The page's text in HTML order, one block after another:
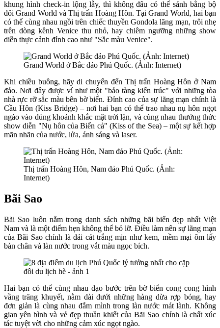
khung hình check-in lộng lẫy, thì không đâu có thể sánh bằng bộ
đôi Grand World và Thị trấn Hoàng Hôn. Tại Grand World, hai bạn
có thể cùng nhau ngồi trên chiếc thuyền Gondola lãng mạn, trôi nhẹ
trên dòng kênh Venice thu nhỏ, hay chiêm ngưỡng những show
diễn thực cảnh đỉnh cao như "Sắc màu Venice".
Grand World ở Bắc đảo Phú Quốc. (Ảnh: Internet)
Khi chiều buông, hãy di chuyển đến Thị trấn Hoàng Hôn ở Nam
đảo. Nơi đây được ví như một "bảo tàng kiến trúc" với những tòa
nhà rực rỡ sắc màu bên bờ biển. Đỉnh cao của sự lãng mạn chính là
Cầu Hôn (Kiss Bridge) – nơi hai bạn có thể trao nhau nụ hôn ngọt
ngào vào đúng khoảnh khắc mặt trời lặn, và cùng nhau thưởng thức
show diễn "Nụ hôn của Biển cả" (Kiss of the Sea) – một sự kết hợp
mãn nhãn của nước, lửa, ánh sáng và laser.
Thị trấn Hoàng Hôn, Nam đảo Phú Quốc. (Ảnh:
Internet)
Bãi Sao
Bãi Sao luôn nằm trong danh sách những bãi biển đẹp nhất Việt
Nam và là một điểm hẹn không thể bỏ lỡ. Điều làm nên sự lãng mạn
của Bãi Sao chính là dải cát trắng mịn như kem, mềm mại ôm lấy
bàn chân và làn nước trong vắt màu ngọc bích.
Hai bạn có thể cùng nhau dạo bước trên bờ biển cong cong hình
vầng trăng khuyết, nằm dài dưới những hàng dừa rợp bóng, hay
đơn giản là cùng nhau đắm mình trong làn nước mát lành. Không
gian yên bình và vẻ đẹp thuần khiết của Bãi Sao chính là chất xúc
tác tuyệt vời cho những cảm xúc ngọt ngào.